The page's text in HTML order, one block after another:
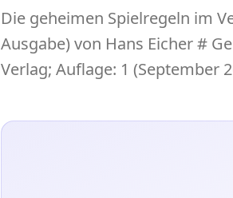
Die geheimen Spielregeln im
Ausgabe) von Hans Eicher #
Verlag; Auflage: 1 (September